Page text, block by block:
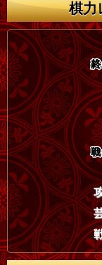
棋力